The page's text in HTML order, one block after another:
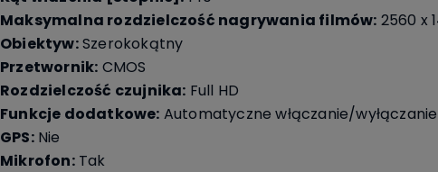
Maksymalna rozdzielczość nagrywania filmów: 2560 x
Obiektyw:Szerokokątny
Przetwornik: CMOS
Rozdzielczość czujnika: Full HD
Funkcje dodatkowe: Automatyczne włączanie/
GPS:Nie
Mikrofon:Tak